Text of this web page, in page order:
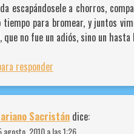
escapándosele a chorros,
tiempo para bromear, y juntos
que no fue un adiós, sino un hasta
responder
Sacristán dice:
agosto, 2010 a las 1:26